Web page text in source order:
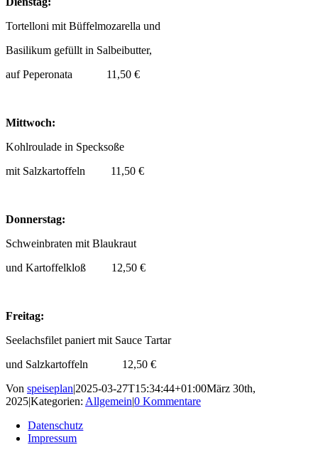
Tortelloni mit Büffelmozarella und
Basilikum gefüllt in Salbeibutter,
auf Peperonata 11,50 €
Mittwoch:
Kohlroulade in Specksoße
mit Salzkartoffeln 11,50 €
Donnerstag:
Schweinbraten mit Blaukraut
und Kartoffelkloß 12,50 €
Freitag:
Seelachsfilet paniert mit Sauce Tartar
und Salzkartoffeln 12,50 €
Von speiseplan|2025-03-27T15:34:44+01:00März 30th,
2025|Kategorien: Allgemein|0 Kommentare
Datenschutz
Impressum